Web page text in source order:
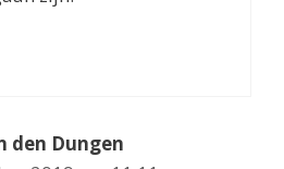
den Dungen